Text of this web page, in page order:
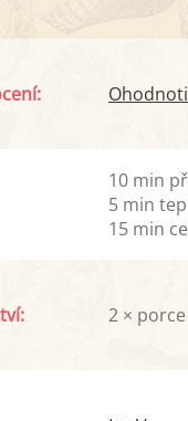
10 min
5 min
15 min
2 × porce